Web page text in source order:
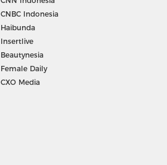
CNBC Indonesia
Haibunda
Insertlive
Beautynesia
Female Daily
CXO Media